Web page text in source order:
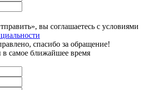
вы соглашаетесь с условиями
спасибо за обращение!
самое ближайшее время